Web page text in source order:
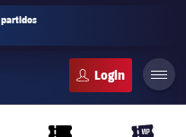
partidos
ticket-full ticket-